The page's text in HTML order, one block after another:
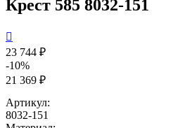
Крест 585 8032-151

23 744 ₽
-10%
21 369 ₽
Артикул:
8032-151